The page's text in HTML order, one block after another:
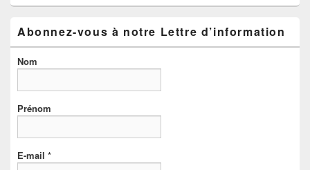
Abonnez-vous à notre Lettre d’information
Nom
Prénom
E-mail *